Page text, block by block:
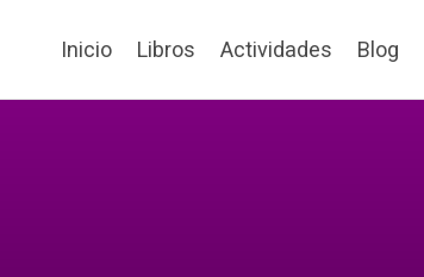
Inicio Libros Actividades Blog